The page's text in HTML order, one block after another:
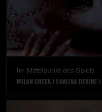
Im Mittelpunkt des Spiels
MILAN CHEEK | SHALINA DEVINE |